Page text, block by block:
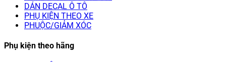
DÁN DECAL Ô TÔ
PHỤ KIỆN THEO XE
PHUỘC/GIẢM XÓC
Phụ kiện theo hãng